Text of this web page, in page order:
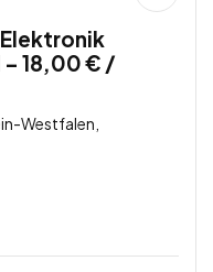
18,00 € /
Westfalen,